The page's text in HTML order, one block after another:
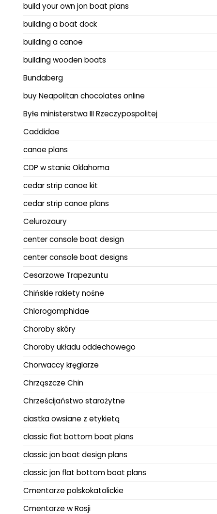
build your own jon boat plans
building a boat dock
building a canoe
building wooden boats
Bundaberg
buy Neapolitan chocolates online
Byłe ministerstwa III Rzeczypospolitej
Caddidae
canoe plans
CDP w stanie Oklahoma
cedar strip canoe kit
cedar strip canoe plans
Celurozaury
center console boat design
center console boat designs
Cesarzowe Trapezuntu
Chińskie rakiety nośne
Chlorogomphidae
Choroby skóry
Choroby układu oddechowego
Chorwaccy kręglarze
Chrząszcze Chin
Chrześcijaństwo starożytne
ciastka owsiane z etykietą
classic flat bottom boat plans
classic jon boat design plans
classic jon flat bottom boat plans
Cmentarze polskokatolickie
Cmentarze w Rosji